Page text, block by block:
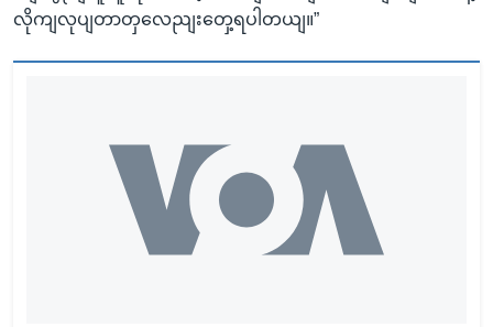
လိုကျလုပျတာတှလေညျးတှေ့ရပါတယျ။”